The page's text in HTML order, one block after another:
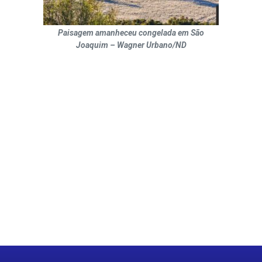
Paisagem amanheceu congelada em São
Joaquim – Wagner Urbano/ND